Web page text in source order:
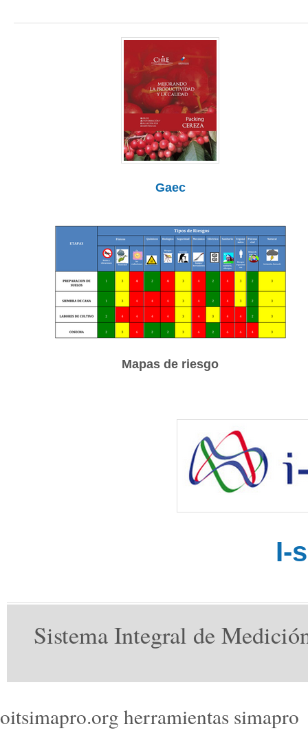
Gaec
Mapas de riesgo
I-
Sistema Integral de
oitsimapro.org herramientas simapro